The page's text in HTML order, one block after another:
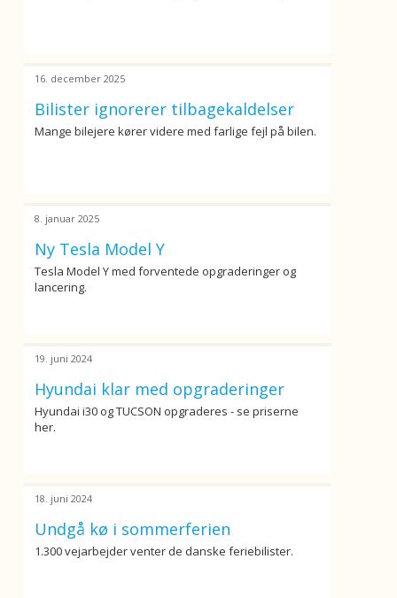
Bilister ignorerer tilbagekaldelser
Mange bilejere kører videre med farlige fejl på bilen.
16. december 2025
Ny Tesla Model Y
Tesla Model Y med forventede opgraderinger og
lancering.
8. januar 2025
Hyundai klar med opgraderinger
Hyundai i30 og TUCSON opgraderes - se priserne
her.
19. juni 2024
Undgå kø i sommerferien
1.300 vejarbejder venter de danske feriebilister.
18. juni 2024